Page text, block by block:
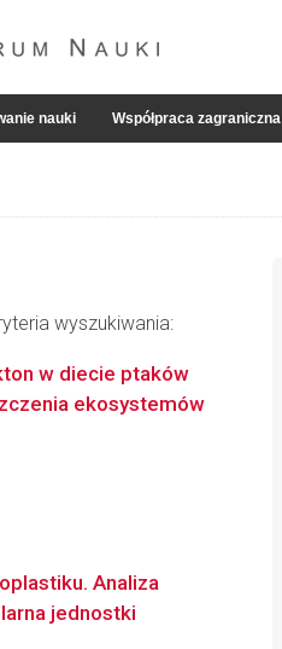
nauki Współpraca zagraniczna
wyszukiwania:
w diecie ptaków
ekosystemów
Analiza
jednostki